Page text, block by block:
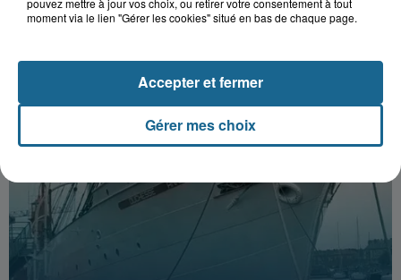
NOS AUTRES PODCASTS
pouvez mettre à jour vos choix, ou retirer votre consentement à tout
moment via le lien "Gérer les cookies" situé en bas de chaque page.
Gérer mes choix
Accepter et fermer